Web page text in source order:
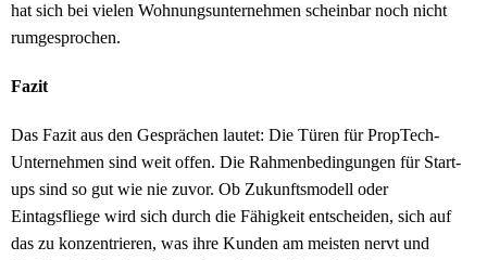
hat sich bei vielen Wohnungsunternehmen scheinbar noch nicht
rumgesprochen.
Fazit
Das Fazit aus den Gesprächen lautet: Die Türen für PropTech-
Unternehmen sind weit offen. Die Rahmenbedingungen für Start-
ups sind so gut wie nie zuvor. Ob Zukunftsmodell oder
Eintagsfliege wird sich durch die Fähigkeit entscheiden, sich auf
das zu konzentrieren, was ihre Kunden am meisten nervt und